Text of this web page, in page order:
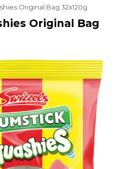
Original Bag 32x120g
Original Bag